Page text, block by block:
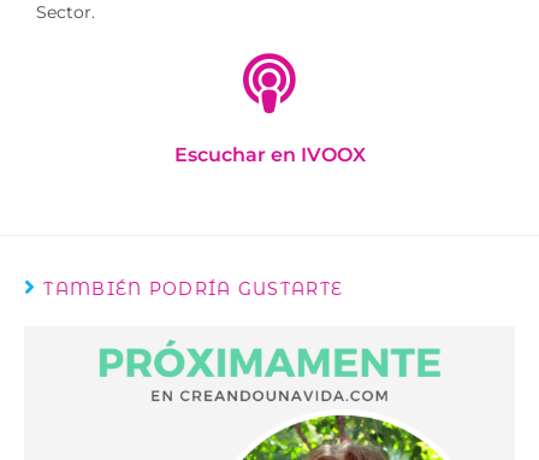
Sector.
Escuchar en IVOOX
TAMBIÉN PODRÍA GUSTARTE